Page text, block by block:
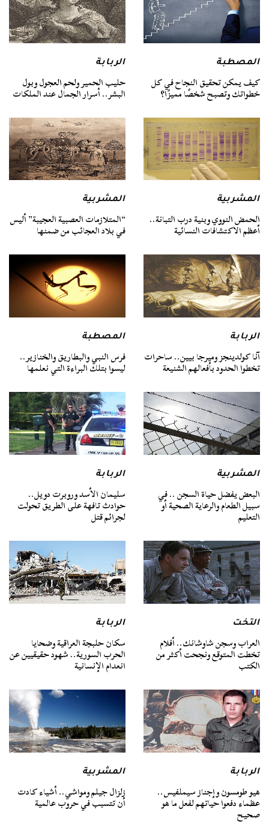
المصطبة
كيف يمكن تحقيق النجاح في كل
خطواتك وتصبح شخصًا مميزًا؟
الربابة
حليب الحمير ولحم العجول وبول
البشر.. أسرار الجمال عند الملكات
المشربية
الحمض النووي وبنية درب التبانة..
أعظم الاكتشافات النسائية
المشربية
“المتلازمات العصبية العجيبة” أليس
في بلاد العجائب من ضمنها
الربابة
آنا كولدينجز وميرجا بيين.. ساحرات
تخطوا الحدود بأفعالهم الشنيعة
المصطبة
فرس النبي والبطاريق والخنازير..
ليسوا بتلك البراءة التي نعلمها
المشربية
البعض يفضل حياة السجن .. في
سبيل الطعام والرعاية الصحية أو
التعليم
الربابة
سليمان الأسد وروبرت دويل..
حوادث تافهة على الطريق تحولت
لجرائم قتل
التخت
العراب وسجن شاوشانك.. أفلام
تخطت المتوقع ونجحت أكثر من
الكتب
الربابة
سكان حلبجة العراقية وضحايا
الحرب السورية.. شهود حقيقيين عن
انعدام الإنسانية
الربابة
هيو طومسون وإجناز سيملفيس..
عظماء دفعوا حياتهم لفعل ما هو
صحيح
المشربية
زلزال جيلم ومواشي.. أشياء كادت
أن تتسبب في حروب عالمية